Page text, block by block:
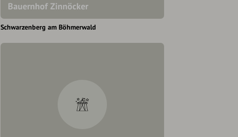
Bauernhof Zinnöcker
Schwarzenberg am Böhmerwald